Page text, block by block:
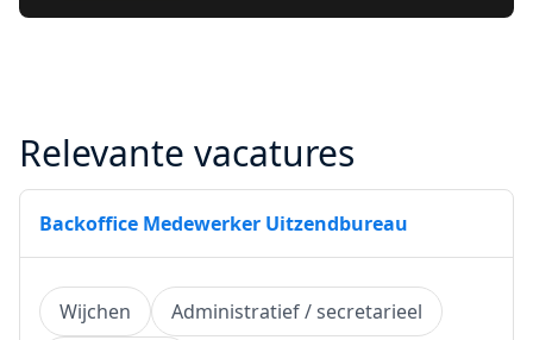
Relevante vacatures
Backoffice Medewerker Uitzendbureau
Wijchen
Administratief / secretarieel